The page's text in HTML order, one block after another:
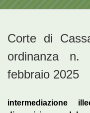
Corte di
ordinanza
febbraio 2025
intermediazione